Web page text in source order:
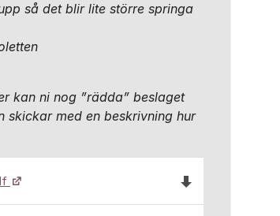
så det blir lite större springa
kan ni nog ”rädda” beslaget
skickar med en beskrivning hur
Ladda ned filen